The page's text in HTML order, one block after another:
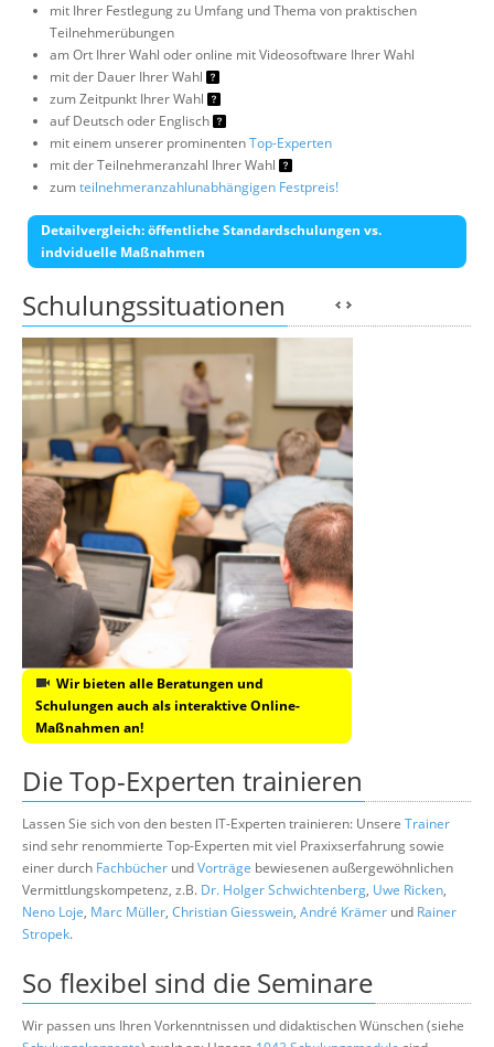
mit Ihrer Festlegung zu Umfang und Thema von praktischen
Teilnehmerübungen
am Ort Ihrer Wahl oder online mit Videosoftware Ihrer Wahl
mit der Dauer Ihrer Wahl
zum Zeitpunkt Ihrer Wahl
auf Deutsch oder Englisch
mit einem unserer prominentenTop-Experten
mit der Teilnehmeranzahl Ihrer Wahl
zumteilnehmeranzahlunabhängigen Festpreis!
Detailvergleich: öffentliche Standardschulungen vs.
indviduelle Maßnahmen
Schulungssituationen
Wir bieten alle Beratungen und
Schulungen auch als interaktive Online-
Maßnahmen an!
Die Top-Experten trainieren
Lassen Sie sich von den besten IT-Experten trainieren: Unsere Trainer
sind sehr renommierte Top-Experten mit viel Praxixserfahrung sowie
einer durch Fachbücher undVorträge bewiesenen außergewöhnlichen
Vermittlungskompetenz, z.B. Dr. Holger Schwichtenberg, Uwe Ricken,
Neno Loje, Marc Müller, Christian Giesswein, André Krämer und Rainer
Stropek.
So flexibel sind die Seminare
Wir passen uns Ihren Vorkenntnissen und didaktischen Wünschen (siehe